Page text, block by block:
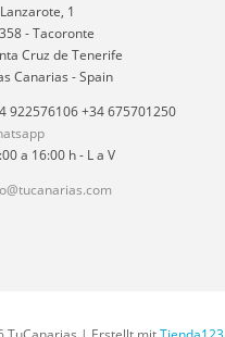
1
-Tacoronte
Cruz de Tenerife
Canarias - Spain
922576106 +34 675701250
a 16:00 h - L a V